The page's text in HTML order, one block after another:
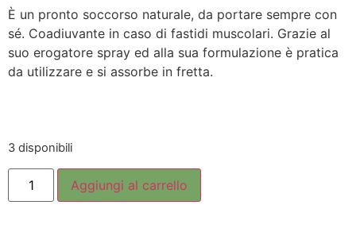
È un pronto soccorso naturale, da portare sempre con
sé. Coadiuvante in caso di fastidi muscolari. Grazie al
suo erogatore spray ed alla sua formulazione è pratica
da utilizzare e si assorbe in fretta.
3 disponibili
Aggiungi al carrello